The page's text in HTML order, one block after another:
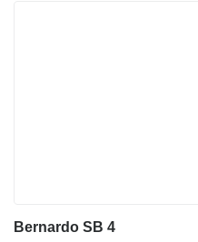
Bernardo SB 4